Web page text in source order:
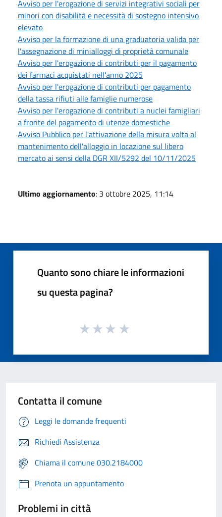
Avviso per l'erogazione di servizi integrativi sociali per
minori con disabilità e necessità di sostegno intensivo
elevato
Avviso per la formazione di una graduatoria valida per
l'assegnazione di minialloggi di proprietà comunale
Avviso per l'erogazione di contributi per il pagamento
dei farmaci acquistati nell'anno 2025
Avviso per l'erogazione di contributi per pagamento
della tassa rifiuti alle famiglie numerose
Avviso per l'erogazione di contributi a nuclei famigliari
a fronte del pagamento di utenze domestiche
Avviso Pubblico per l'attivazione della misura volta al
mantenimento dell'alloggio in locazione sul libero
mercato ai sensi della DGR XII/5292 del 10/11/2025
Ultimo aggiornamento: 3 ottobre 2025, 11:14
Quanto sono chiare le informazioni
su questa pagina?
Contatta il comune
Leggi le domande frequenti
Richiedi Assistenza
Chiama il comune 030.2184000
Prenota un appuntamento
Problemi in città